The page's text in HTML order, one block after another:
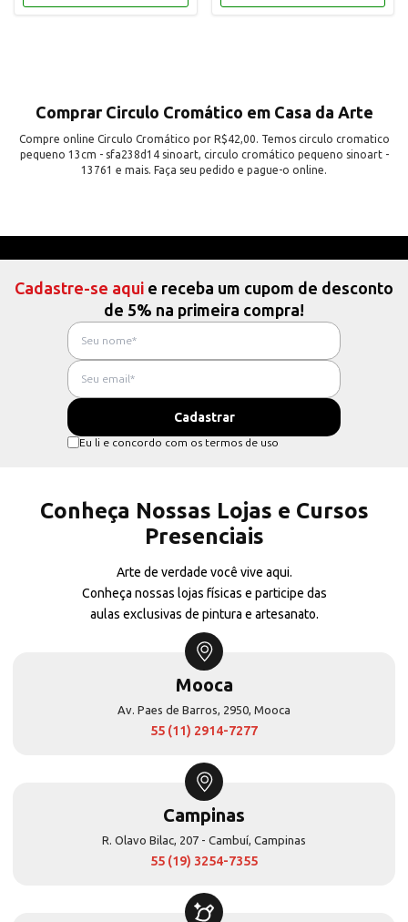
Comprar Circulo Cromático em Casa da Arte
Compre online Circulo Cromático por R$42,00. Temos circulo cromatico
pequeno 13cm - sfa238d14 sinoart, circulo cromático pequeno sinoart -
13761 e mais. Faça seu pedido e pague-o online.
Cadastre-se aqui e receba um cupom de desconto
de 5% na primeira compra!
Eu li e concordo com os termos de uso
Conheça Nossas Lojas e Cursos
Presenciais
Arte de verdade você vive aqui.
Conheça nossas lojas físicas e participe das
aulas exclusivas de pintura e artesanato.
Mooca
Av. Paes de Barros, 2950, Mooca
55 (11) 2914-7277
Campinas
R. Olavo Bilac, 207 - Cambuí, Campinas
55 (19) 3254-7355